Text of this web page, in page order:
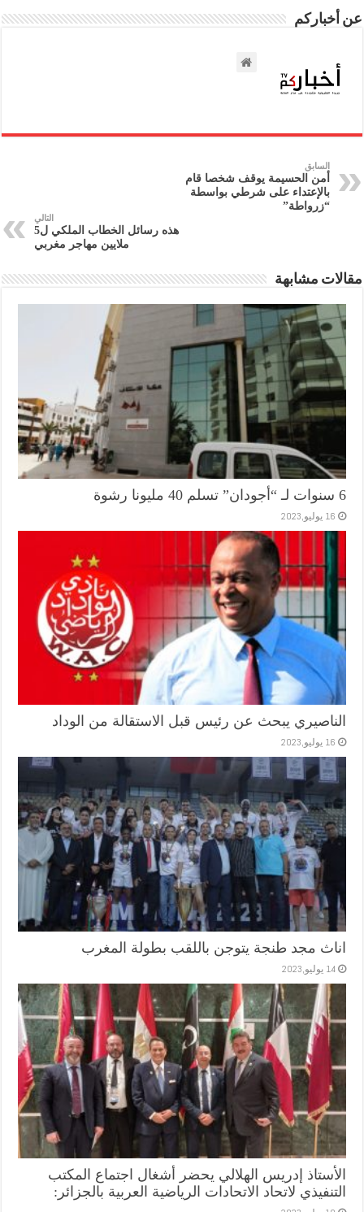
عن أخباركم
السابق
أمن الحسيمة يوقف شخصا قام
بالإعتداء على شرطي بواسطة
“زرواطة”
التالي
هذه رسائل الخطاب الملكي ل5
ملايين مهاجر مغربي
مقالات مشابهة
6 سنوات لـ “أجودان” تسلم 40 مليونا رشوة
16 يوليو,2023
الناصيري يبحث عن رئيس قبل الاستقالة من الوداد
16 يوليو,2023
اناث مجد طنجة يتوجن باللقب بطولة المغرب
14 يوليو,2023
الأستاذ إدريس الهلالي يحضر أشغال اجتماع المكتب
التنفيذي لاتحاد الاتحادات الرياضية العربية بالجزائر: